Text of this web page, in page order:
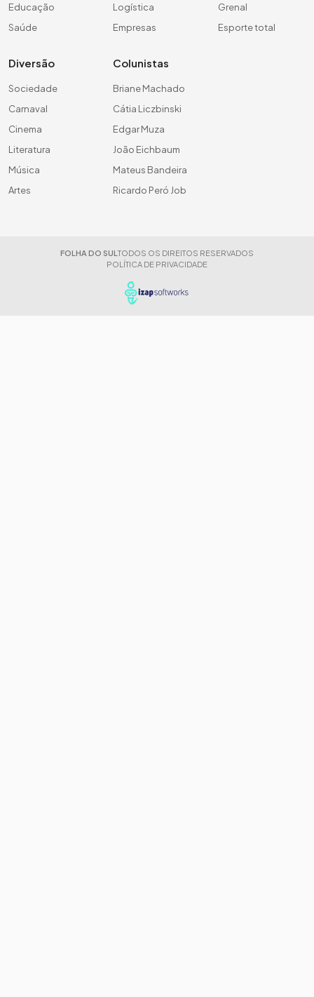
Educação
Saúde
Logística
Empresas
Grenal
Esporte total
Diversão
Sociedade
Carnaval
Cinema
Literatura
Música
Artes
Colunistas
Briane Machado
Cátia Liczbinski
Edgar Muza
João Eichbaum
Mateus Bandeira
Ricardo Peró Job
FOLHA DO SUL TODOS OS DIREITOS RESERVADOS
POLÍTICA DE PRIVACIDADE